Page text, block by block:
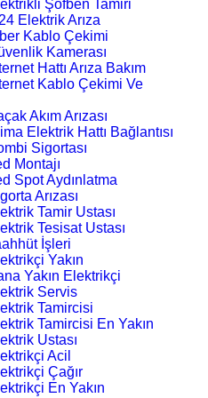
Şofben Tamiri
Elektrik Arıza
Kablo Çekimi
Kamerası
Hattı Arıza Bakım
Kablo Çekimi Ve
Akım Arızası
Elektrik Hattı Bağlantısı
Sigortası
Montajı
Spot Aydınlatma
Arızası
Tamir Ustası
Tesisat Ustası
İşleri
Yakın
Yakın Elektrikçi
Servis
Tamircisi
Tamircisi En Yakın
Ustası
Acil
Çağır
En Yakın